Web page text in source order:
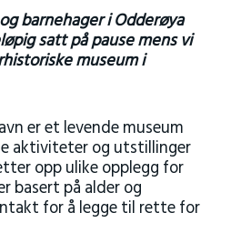
barnehager i Odderøya
satt på pause mens vi
museum i
er et levende museum
aktiviteter og utstillinger
opp ulike opplegg for
basert på alder og
for å legge til rette for